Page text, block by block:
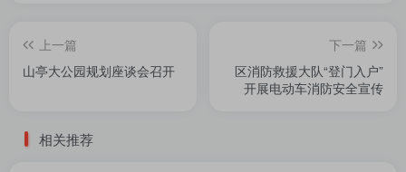
上一篇
山亭大公园规划座谈会召开
下一篇
区消防救援大队“登门入户”
开展电动车消防安全宣传
相关推荐